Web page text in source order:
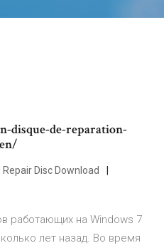
disque-de-reparation-
Disc Download
работающих на Windows 7
лет назад. Во время